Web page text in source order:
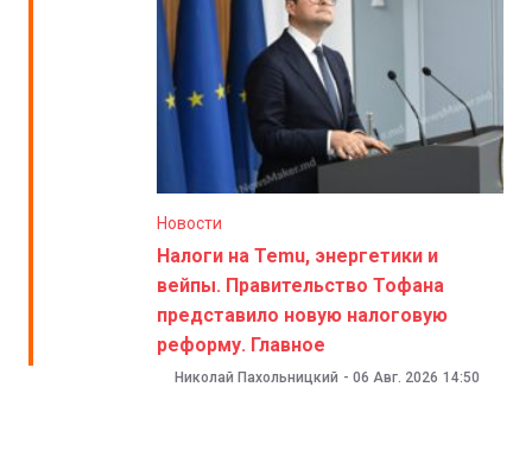
Новости
Налоги на Temu, энергетики и
вейпы. Правительство Тофана
представило новую налоговую
реформу. Главное
Николай Пахольницкий - 06 Авг. 2026 14:50